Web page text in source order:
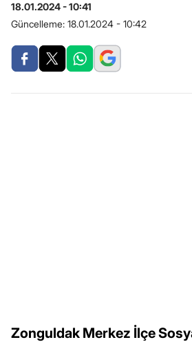
18.01.2024 - 10:41
Güncelleme: 18.01.2024 - 10:42
Zonguldak Merkez İlçe